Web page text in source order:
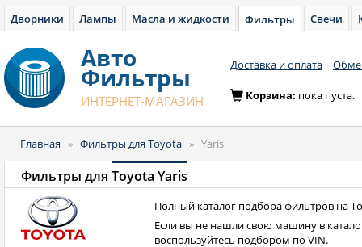
Дворники Лампы Масла и жидкости Фильтры Свечи
Авто
Фильтры
ИНТЕРНЕТ-МАГАЗИН
Доставка и оплата
Корзина: пока пуста.
Главная » Фильтры для Toyota » Yaris
Фильтры для Toyota Yaris
Полный каталог подбора фильтров на
Если вы не нашли свою машину в
воспользуйтесь подбором по VIN.